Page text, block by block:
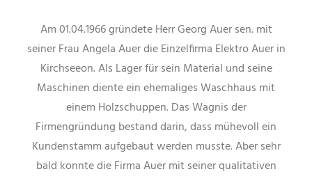
Am 01.04.1966 gründete Herr Georg Auer sen. mit
seiner Frau Angela Auer die Einzelfirma Elektro Auer in
Kirchseeon. Als Lager für sein Material und seine
Maschinen diente ein ehemaliges Waschhaus mit
einem Holzschuppen. Das Wagnis der
Firmengründung bestand darin, dass mühevoll ein
Kundenstamm aufgebaut werden musste. Aber sehr
bald konnte die Firma Auer mit seiner qualitativen